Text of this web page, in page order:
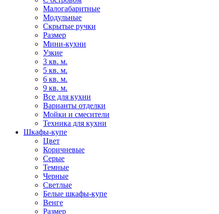
Малогабаритные
Модульные
Скрытые ручки
Размер
Мини-кухни
Узкие
3 кв. м.
5 кв. м.
6 кв. м.
9 кв. м.
Все для кухни
Варианты отделки
Мойки и смесители
Техника для кухни
Шкафы-купе
Цвет
Коричневые
Серые
Темные
Черные
Светлые
Белые шкафы-купе
Венге
Размер